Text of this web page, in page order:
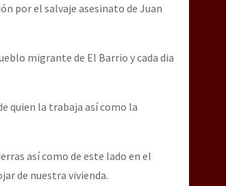
Galindo y el alto a la guerra contra el CIPOG-EZ
justiça e a dignidade
por el salvaje asesinato de Juan
migrante de El Barrio y cada dia
quien la trabaja así como la
así como de este lado en el
de nuestra vivienda.